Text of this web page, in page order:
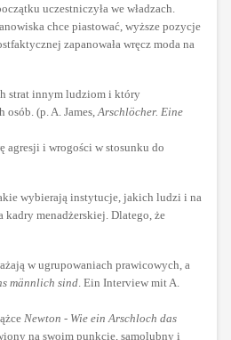
uczestniczyła we władzach.
chce piastować, wyższe pozycje
zapanowała wręcz moda na
strat innym ludziom i który
(p. A. James, Arschlöcher. Eine
agresji i wrogości w stosunku do
wybierają instytucje, jakich ludzi i na
kadry menadżerskiej. Dlatego, że
w ugrupowaniach prawicowych, a
männlich sind . Ein Interview mit A.
Newton - Wie ein Arschloch das
na swoim punkcie, samolubny i